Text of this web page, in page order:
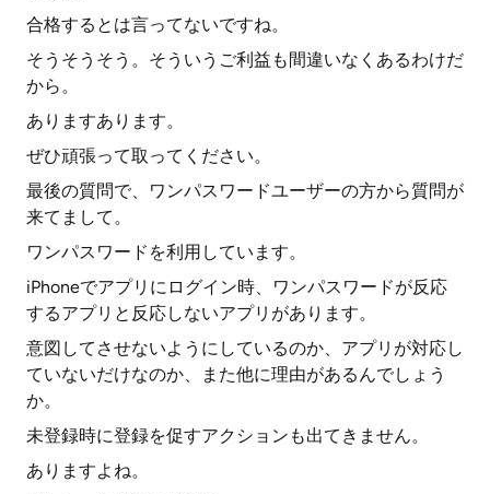
合格するとは言ってないですね。
そうそうそう。そういうご利益も間違いなくあるわけだ
から。
ありますあります。
ぜひ頑張って取ってください。
最後の質問で、ワンパスワードユーザーの方から質問が
来てまして。
ワンパスワードを利用しています。
iPhoneでアプリにログイン時、ワンパスワードが反応
するアプリと反応しないアプリがあります。
意図してさせないようにしているのか、アプリが対応し
ていないだけなのか、また他に理由があるんでしょう
か。
未登録時に登録を促すアクションも出てきません。
ありますよね。